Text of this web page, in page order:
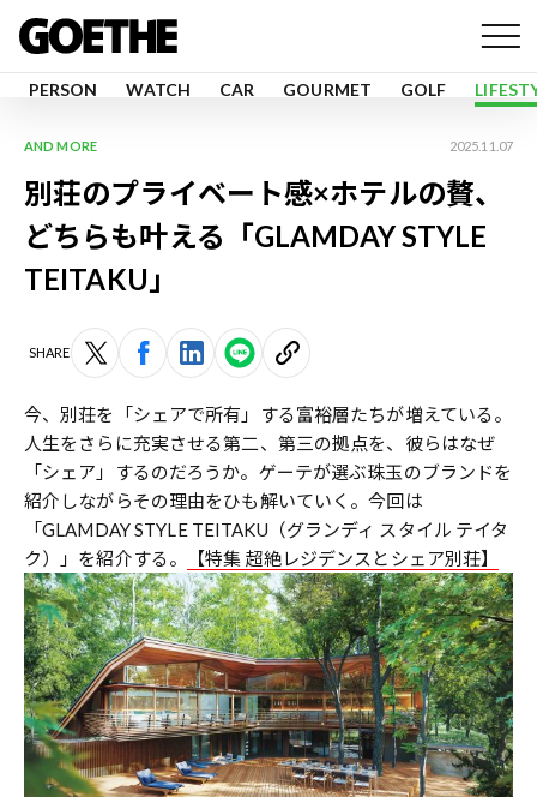
PERSON WATCH CAR GOURMET GOLF
AND MORE 2025.11.07
別荘のプライベート感×ホテルの贅、
どちらも叶える「GLAMDAY STYLE
TEITAKU」
SHARE
今、別荘を「シェアで所有」する富裕層たちが増えている。
人生をさらに充実させる第二、第三の拠点を、彼らはなぜ
「シェア」するのだろうか。ゲーテが選ぶ珠玉のブランドを
紹介しながらその理由をひも解いていく。今回は
「GLAMDAY STYLE TEITAKU（グランディ スタイル テイタ
ク）」を紹介する。
【特集 超絶レジデンスとシェア別荘】